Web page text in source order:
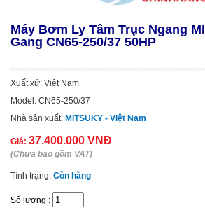
Máy Bơm Ly Tâm Trục Ngang
Gang CN65-250/37 50HP
Xuất xứ: Việt Nam
Model: CN65-250/37
Nhà sản xuất: MITSUKY - Việt Nam
Giá: 37.400.000 VNĐ
(Chưa bao gồm VAT)
Tình trạng: Còn hàng
Số lượng :